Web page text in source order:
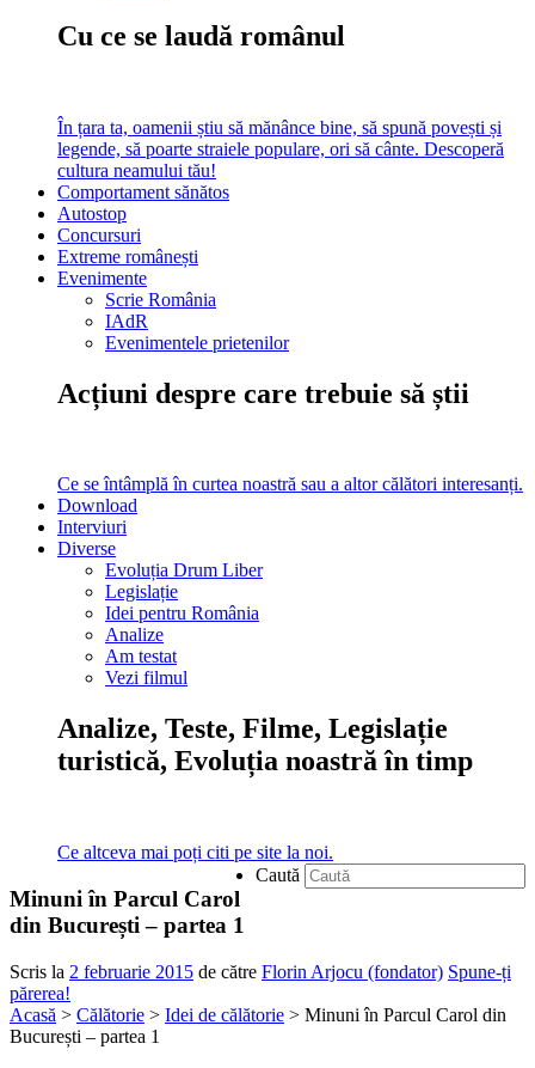
Cu ce se laudă românul
În țara ta, oamenii știu să mănânce bine, să spună povești și
legende, să poarte straiele populare, ori să cânte. Descoperă
cultura neamului tău!
Comportament sănătos
Autostop
Concursuri
Extreme românești
Evenimente
Scrie România
IAdR
Evenimentele prietenilor
Acțiuni despre care trebuie să știi
Ce se întâmplă în curtea noastră sau a altor călători interesanți.
Download
Interviuri
Diverse
Evoluția Drum Liber
Legislație
Idei pentru România
Analize
Am testat
Vezi filmul
Analize, Teste, Filme, Legislație
turistică, Evoluția noastră în timp
Ce altceva mai poți citi pe site la noi.
Caută
Minuni în Parcul Carol
din București – partea 1
Scris la 2 februarie 2015 de către Florin Arjocu (fondator) Spune-ți
părerea!
Acasă > Călătorie > Idei de călătorie > Minuni în Parcul Carol din
București – partea 1